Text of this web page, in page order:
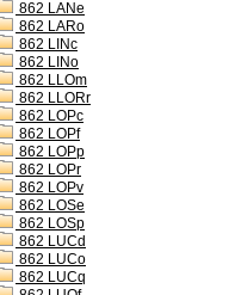
862 LANe
862 LARo
862 LINc
862 LINo
862 LLOm
862 LLORr
862 LOPc
862 LOPf
862 LOPp
862 LOPr
862 LOPv
862 LOSe
862 LOSp
862 LUCd
862 LUCo
862 LUCq